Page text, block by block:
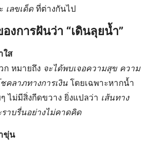
เลขเด็ดที่ต่างกันไป
งการฝันว่า “เดินลุยน้ำ”
ใส
หมายถึง จะได้พบเจอความสุข ความ
คลาภทางการเงิน โดยเฉพาะหากน้ำ
ไม่มีสิ่งกีดขวาง ยิ่งแปลว่า เส้นทาง
าบรื่นอย่างไม่คาดคิด
ขุ่น